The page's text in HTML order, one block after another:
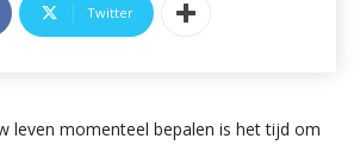
Twitter
leven momenteel bepalen is het tijd om